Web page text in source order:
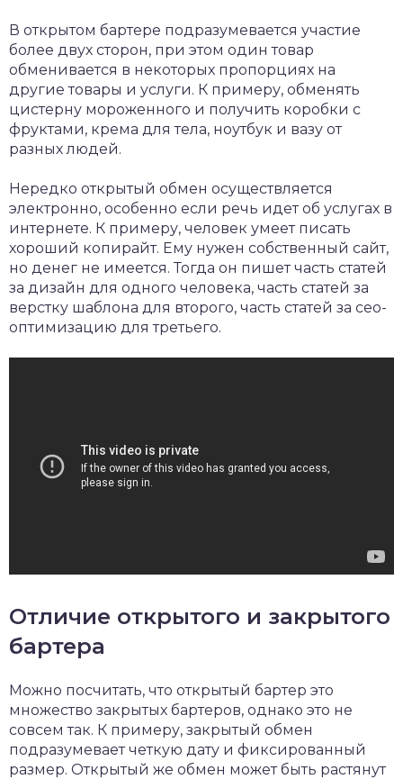
В открытом бартере подразумевается участие
более двух сторон, при этом один товар
обменивается в некоторых пропорциях на
другие товары и услуги. К примеру, обменять
цистерну мороженного и получить коробки с
фруктами, крема для тела, ноутбук и вазу от
разных людей.
Нередко открытый обмен осуществляется
электронно, особенно если речь идет об услугах в
интернете. К примеру, человек умеет писать
хороший копирайт. Ему нужен собственный сайт,
но денег не имеется. Тогда он пишет часть статей
за дизайн для одного человека, часть статей за
верстку шаблона для второго, часть статей за сео-
оптимизацию для третьего.
Отличие открытого и закрытого
бартера
Можно посчитать, что открытый бартер это
множество закрытых бартеров, однако это не
совсем так. К примеру, закрытый обмен
подразумевает четкую дату и фиксированный
размер. Открытый же обмен может быть растянут